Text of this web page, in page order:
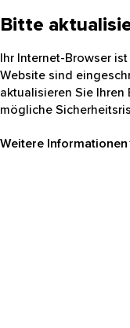
Bitte
Ihr Internet-Browser
Website sind
aktualisieren Sie Ihren
mögliche
Weitere Informationen